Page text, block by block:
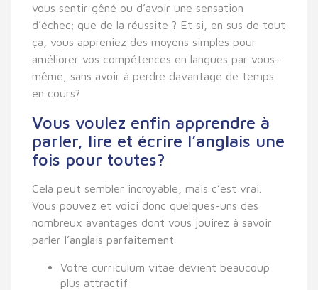
vous sentir gêné ou d’avoir une sensation
d’échec; que de la réussite ? Et si, en sus de tout
ça, vous appreniez des moyens simples pour
améliorer vos compétences en langues par vous-
même, sans avoir à perdre davantage de temps
en cours?
Vous voulez enfin apprendre à
parler, lire et écrire l’anglais une
fois pour toutes?
Cela peut sembler incroyable, mais c’est vrai.
Vous pouvez et voici donc quelques-uns des
nombreux avantages dont vous jouirez à savoir
parler l’anglais parfaitement
Votre curriculum vitae devient beaucoup
plus attractif